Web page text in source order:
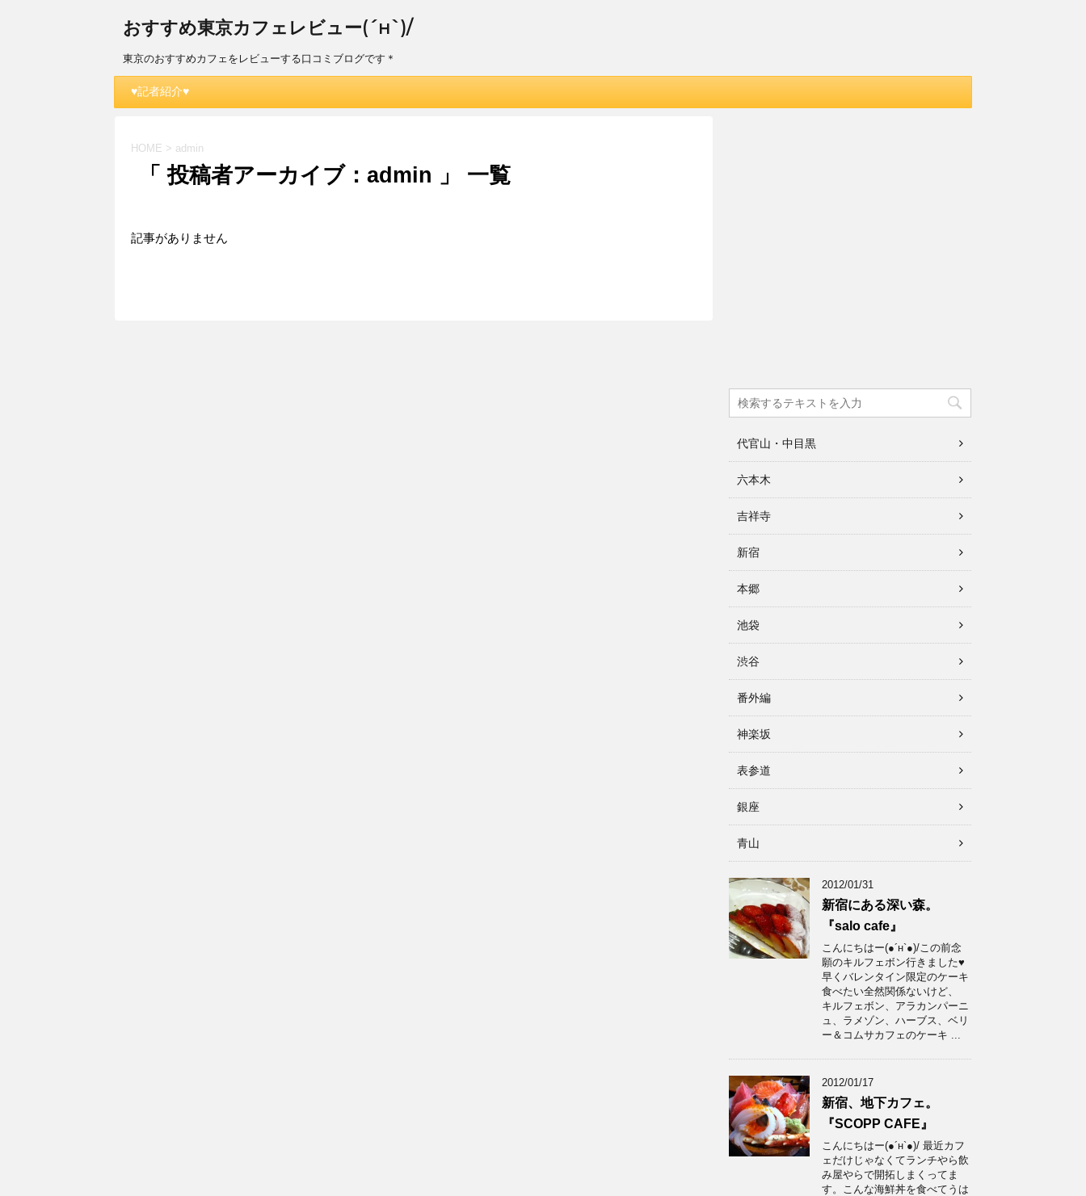
おすすめ東京カフェレビュー(´н`)/
東京のおすすめカフェをレビューする口コミブログです＊
♥記者紹介♥
HOME > admin
「 投稿者アーカイブ：admin 」 一覧
記事がありません
代官山・中目黒
六本木
吉祥寺
新宿
本郷
池袋
渋谷
番外編
神楽坂
表参道
銀座
青山
2012/01/31
新宿にある深い森。
『salo cafe』
こんにちはー(●´н`●)/この前念
願のキルフェボン行きました♥
早くバレンタイン限定のケーキ
食べたい全然関係ないけど、
キルフェボン、アラカンパーニ
ュ、ラメゾン、ハーブス、ベリ
ー＆コムサカフェのケーキ ...
2012/01/17
新宿、地下カフェ。
『SCOPP CAFE』
こんにちはー(●´н`●)/ 最近カフ
ェだけじゃなくてランチやら飲
み屋やらで開拓しまくってま
す。こんな海鮮丼を食べてうは